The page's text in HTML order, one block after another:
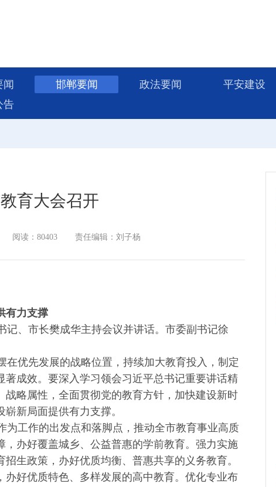
闻 邯郸要闻 政法要闻 平安建设
告
育大会召开
阅读：80403 责任编辑：刘子杨
有力支撑
记、市长樊成华主持会议并讲话。市委副书记徐
在优先发展的战略位置，持续加大教育投入，制定
成效。要深入学习领会习近平总书记重要讲话精
略属性，全面贯彻党的教育方针，加快建设新时
新局面提供有力支撑。
为工作的出发点和落脚点，推动全市教育事业高质
办好覆盖城乡、公益普惠的学前教育。强力实施
生政策，办好优质均衡、普惠共享的义务教育。
好优质特色、多样发展的高中教育。优化专业布